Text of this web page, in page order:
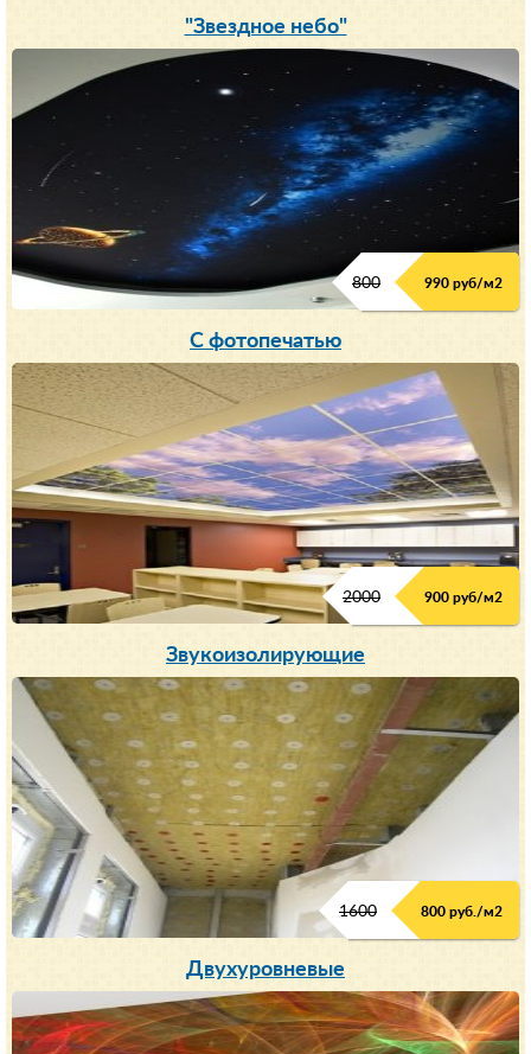
"Звездное небо"
800 990 руб/м2
С фотопечатью
2000 900 руб/м2
Звукоизолирующие
1600 800 руб./м2
Двухуровневые